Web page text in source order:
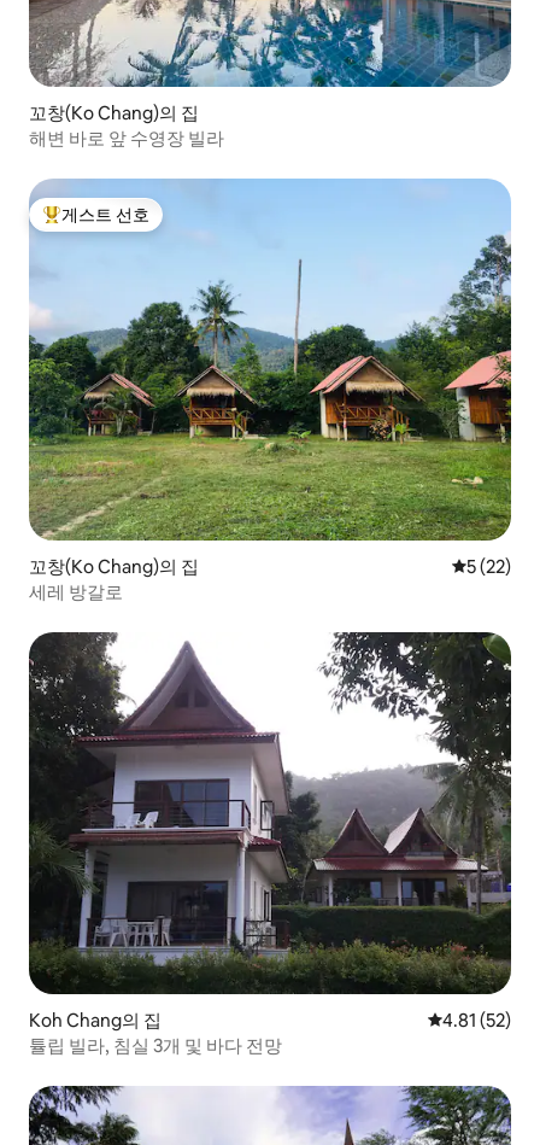
꼬창(Ko Chang)의 집
해변 바로 앞 수영장 빌라
상위 게스트 선호
게스트 선호
꼬창(Ko Chang)의 집 평점 5점
5 (22)
세레 방갈로
Koh Chang의 집 평점 4.81점
4.81 (52)
튤립 빌라, 침실 3개 및 바다 전망